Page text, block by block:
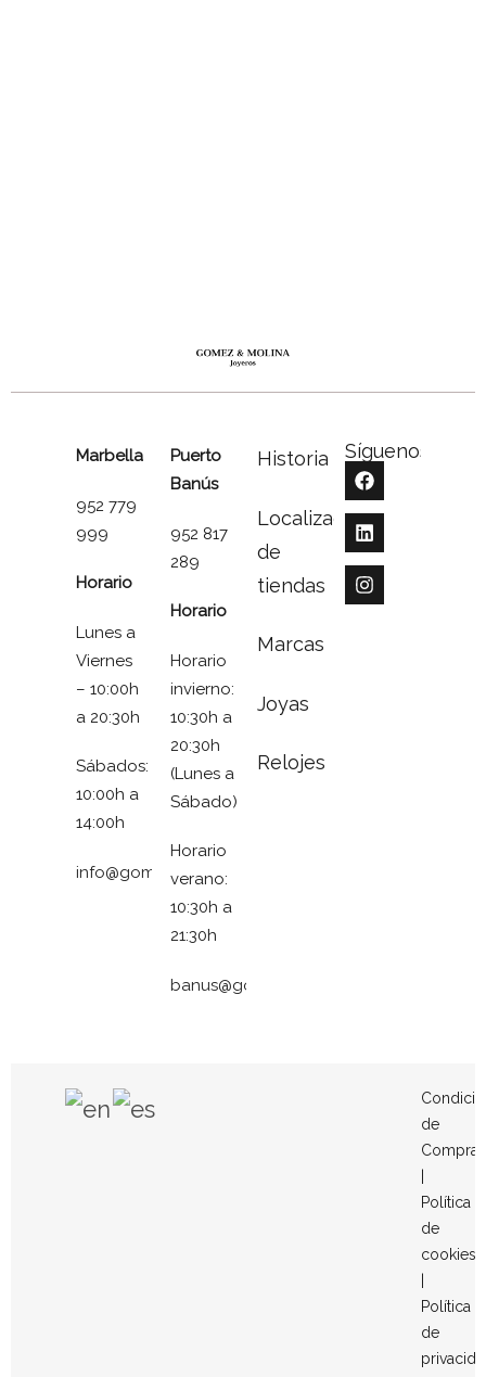
Marbella
952 779
999
Horario
Lunes a
Viernes
– 10:00h
a 20:30h
Sábados:
10:00h a
14:00h
info@gomezymolina.com
Puerto
Banús
952 817
289
Horario
Horario
invierno:
10:30h a
20:30h
(Lunes a
Sábado)
Horario
verano:
10:30h a
21:30h
banus@gomezymolina.com
Historia
Localizador
de
tiendas
Marcas
Joyas
Relojes
Síguenos
de
Compra
Política
de
cookies
Política
de